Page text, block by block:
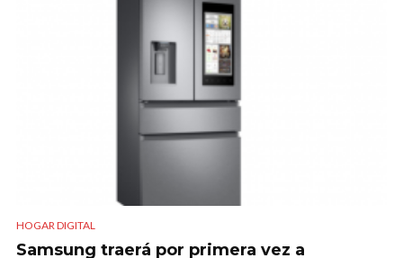
HOGAR DIGITAL
Samsung traerá por primera vez a